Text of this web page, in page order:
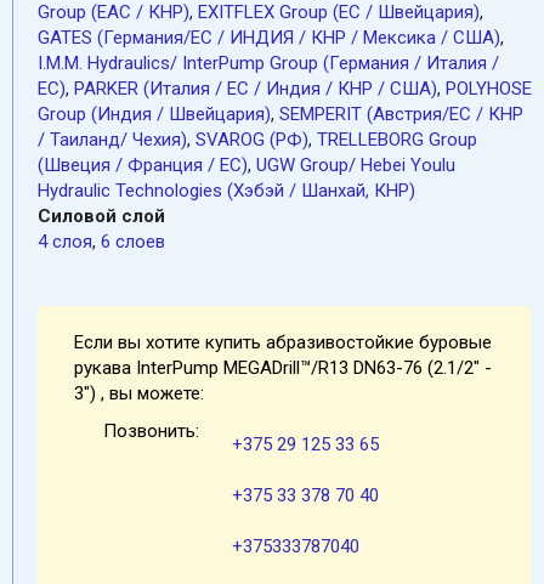
Group (EAC / КНР), EXITFLEX Group (ЕС / Швейцария),
GATES (Германия/EC / ИНДИЯ / КНР / Мексика / США),
I.M.M. Hydraulics/ InterPump Group (Германия / Италия /
ЕС), PARKER (Италия / ЕС / Индия / КНР / США), POLYHOSE
Group (Индия / Швейцария), SEMPERIT (Австрия/ЕС / КНР
/ Таиланд/ Чехия), SVAROG (РФ), TRELLEBORG Group
(Швеция / Франция / ЕС), UGW Group/ Hebei Youlu
Hydraulic Technologies (Хэбэй / Шанхай, КНР)
Силовой слой
4 слоя, 6 слоев
Если вы хотите купить абразивостойкие буровые
рукава InterPump MEGADrill™/R13 DN63-76 (2.1/2" -
3") , вы можете:
Позвонить:
+375 29 125 33 65
+375 33 378 70 40
+375333787040